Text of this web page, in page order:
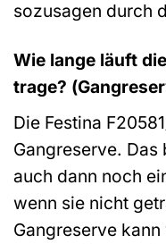
sozusagen durch
Wie lange läuft
trage?
Die Festina
Gangreserve.
auch dann noch
wenn sie nicht
Gangreserve